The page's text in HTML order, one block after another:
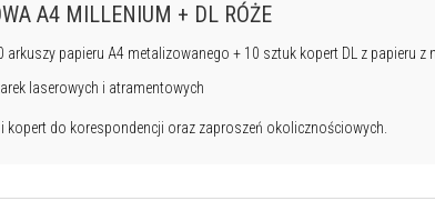
A4 MILLENIUM + DL RÓŻE
arkuszy papieru A4 metalizowanego + 10 sztuk kopert DL z papieru z
laserowych i atramentowych
i kopert do korespondencji oraz zaproszeń okolicznościowych.